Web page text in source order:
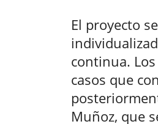
El proyecto
continua.
casos que
Muñoz, que